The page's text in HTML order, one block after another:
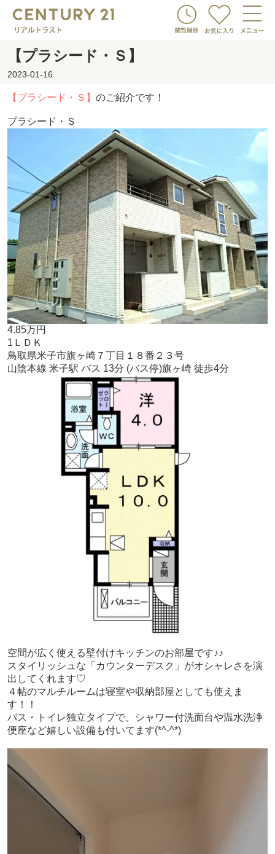
【プラシード・Ｓ】
2023-01-16
【プラシード・Ｓ】 のご紹介です！
プラシード・Ｓ
4.85万円
1ＬＤＫ
鳥取県米子市旗ヶ崎７丁目１８番２３号
山陰本線 米子駅 バス 13分 (バス停)旗ヶ崎 徒歩4分
空間が広く使える壁付けキッチンのお部屋です♪♪
スタイリッシュな「カウンターデスク」がオシャレさを演
出してくれます♡
４帖のマルチルームは寝室や収納部屋としても使えま
す！！
バス・トイレ独立タイプで、シャワー付洗面台や温水洗浄
便座など嬉しい設備も付いてます(*^-^*)